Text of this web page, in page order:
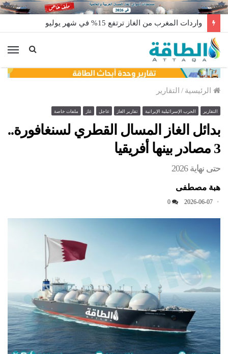
واردات المغرب من الغاز ترتفع 15% في شهر يوليو
الرئيسية / التقارير
التقارير الحرب الإسرائيلية الإيرانية تقارير الغاز عاجل غاز ملفات خاصة
بدائل الغاز المسال القطري لسنغافورة..
3 مصادر بينها أفريقيا
حتى نهاية 2026
هبة مصطفى
2026-06-07
0